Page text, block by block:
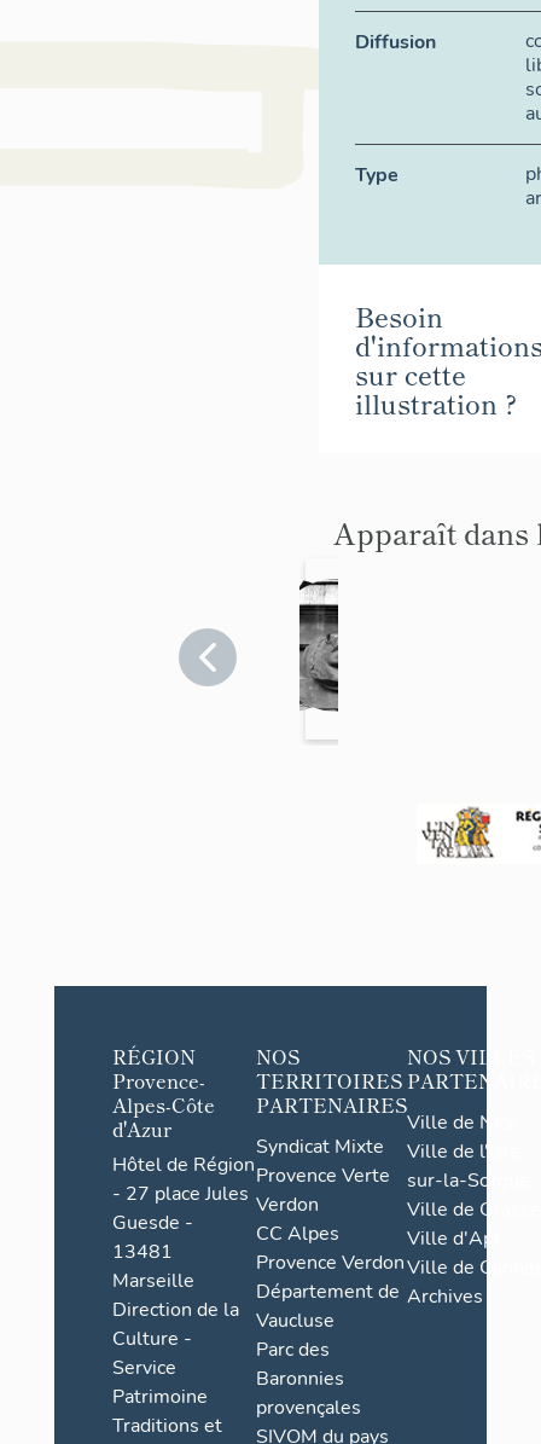
Diffusion
Type
Besoin
sur cette
illustration ?
Apparaît dans
RÉGION
Provence-
Alpes-Côte
d'Azur
Hôtel de Région
- 27 place Jules
Guesde -
13481
Marseille
Direction de la
Culture -
Service
Patrimoine
Traditions et
NOS
TERRITOIRES
PARTENAIRES
Syndicat Mixte
Provence Verte
Verdon
CC Alpes
Provence Verdon
Département de
Vaucluse
Parc des
Baronnies
provençales
SIVOM du pays
NOS VILLES
Ville de Nice
Ville de l'Isle-
sur-la-Sorgue
Ville de Grasse
Ville d'Apt
Ville de
Archives